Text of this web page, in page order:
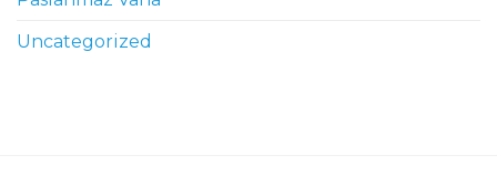
Uncategorized